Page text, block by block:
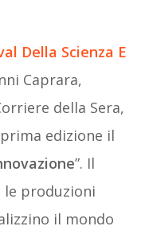
Della Scienza E
Caprara,
della Sera,
edizione il
”. Il
produzioni
il mondo